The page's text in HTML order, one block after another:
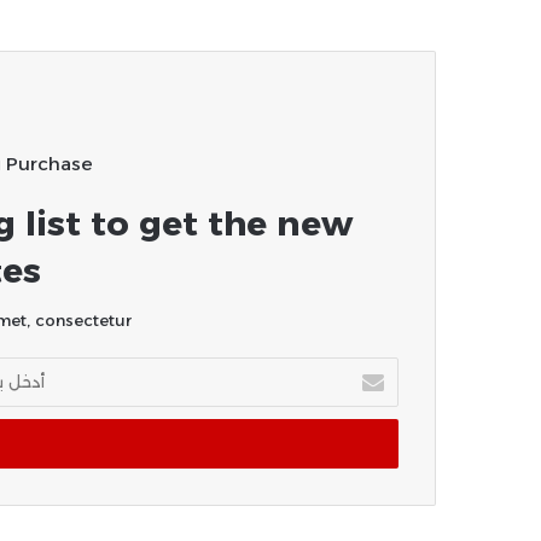
list to get the new
consectetur.
بريدك
الإلكتروني